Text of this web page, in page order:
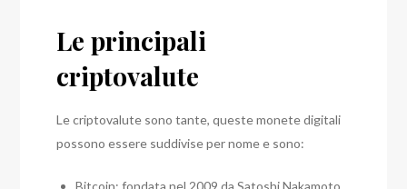
Le principali
criptovalute
Le criptovalute sono tante, queste monete digitali
possono essere suddivise per nome e sono:
Bitcoin: fondata nel 2009 da Satoshi Nakamoto.